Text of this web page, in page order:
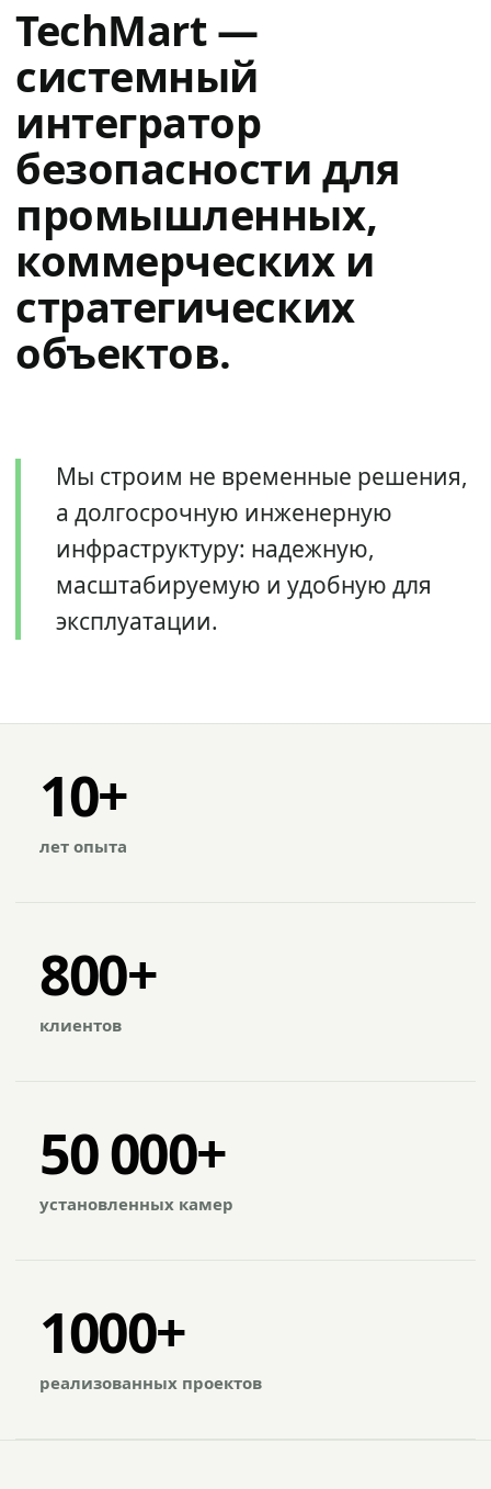
TechMart —
системный
интегратор
безопасности для
промышленных,
коммерческих и
стратегических
объектов.
Мы строим не временные решения,
а долгосрочную инженерную
инфраструктуру: надежную,
масштабируемую и удобную для
эксплуатации.
10+
лет опыта
800+
клиентов
50 000+
установленных камер
1000+
реализованных проектов